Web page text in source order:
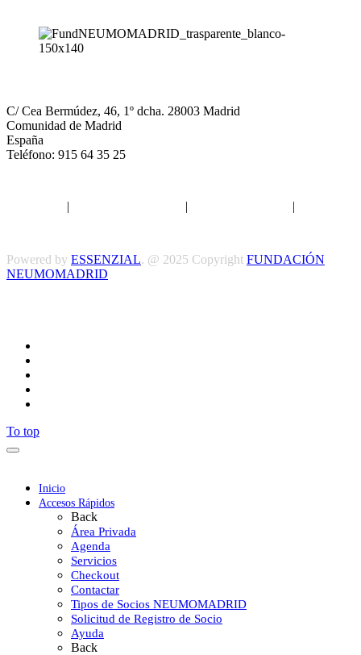
C/ Cea Bermúdez, 46, 1º dcha. 28003 Madrid
Comunidad de Madrid
España
Teléfono: 915 64 35 25
| | |
Powered by ESSENZIAL. @ 2025 Copyright FUNDACIÓN
NEUMOMADRID
To top
Inicio
Accesos Rápidos
Back
Área Privada
Agenda
Servicios
Checkout
Contactar
Tipos de Socios NEUMOMADRID
Solicitud de Registro de Socio
Ayuda
Back